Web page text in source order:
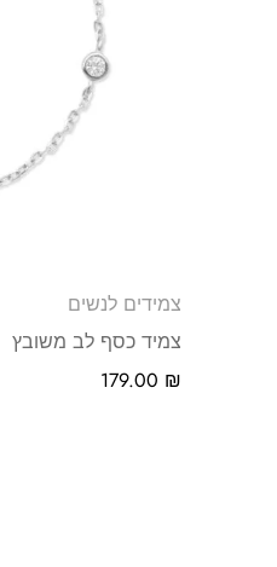
צמידים לנשים
צמיד כסף לב משובץ
179.00 ₪